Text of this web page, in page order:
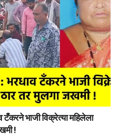
भाजी विक्रेत्या महिलेला
!